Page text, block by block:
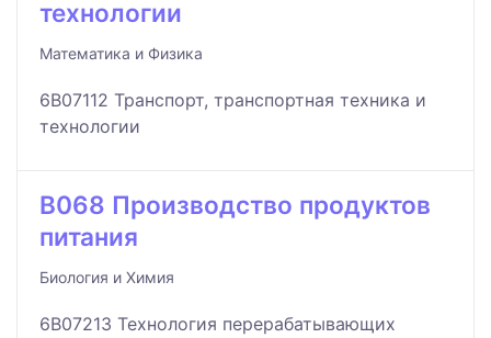
технологии
Математика и Физика
6B07112 Транспорт, транспортная техника и
технологии
B068 Производство продуктов
питания
Биология и Химия
6B07213 Технология перерабатывающих